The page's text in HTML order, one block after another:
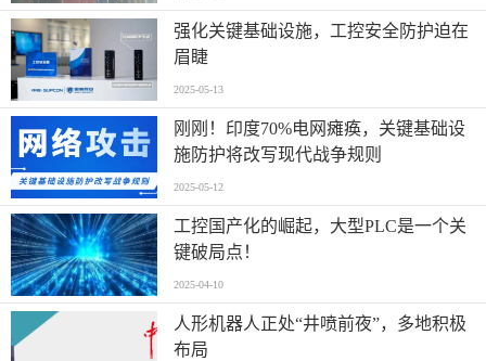
强化关键基础设施，工控安全防护迫在
眉睫
2025-05-13
刚刚！印度70%电网瘫痪，关键基础设
施防护将改写现代战争规则
2025-05-12
工控国产化的崛起，大型PLC是一个关
键破局点！
2025-04-10
人形机器人正处“井喷前夜”，多地积极
布局